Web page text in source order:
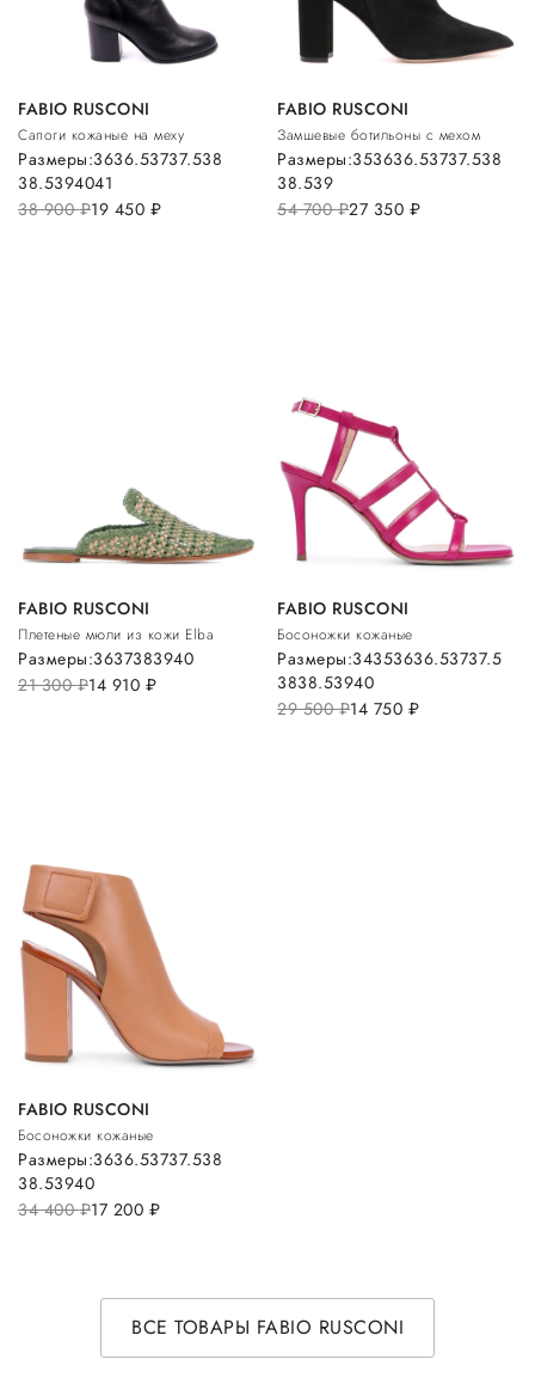
FABIO RUSCONI
Сапоги кожаные на меху
38 900руб.19 450 руб.
Размеры:3636.53737.538
38.5394041
FABIO RUSCONI
Замшевые ботильоны с мехом
54 700руб.27 350 руб.
Размеры:353636.53737.538
38.539
FABIO RUSCONI
Плетеные мюли из кожи Elba
21 300руб.14 910 руб.
Размеры:3637383940
FABIO RUSCONI
Босоножки кожаные
29 500руб.14 750 руб.
Размеры:34353636.53737.5
3838.53940
FABIO RUSCONI
Босоножки кожаные
34 400руб.17 200 руб.
Размеры:3636.53737.538
38.53940
ВСЕ ТОВАРЫ FABIO RUSCONI